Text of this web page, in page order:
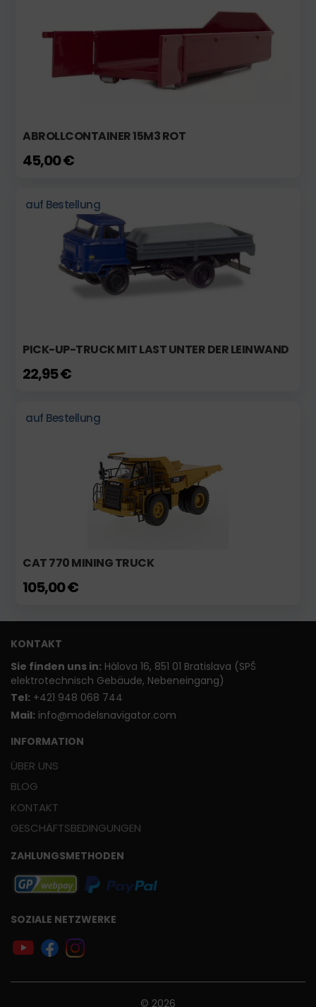
ABROLLCONTAINER 15M3 ROT
45,00 €
auf Bestellung
PICK-UP-TRUCK MIT LAST UNTER DER LEINWAND
22,95 €
auf Bestellung
CAT 770 MINING TRUCK
105,00 €
KONTAKT
Sie finden uns in: Hálova 16, 851 01 Bratislava (SPŠ
elektrotechnisch Gebäude, Nebeneingang)
Tel: +421 948 068 744
Mail: info@modelsnavigator.com
INFORMATION
ÜBER UNS
BLOG
KONTAKT
GESCHÄFTSBEDINGUNGEN
ZAHLUNGSMETHODEN
SOZIALE NETZWERKE
© 2026